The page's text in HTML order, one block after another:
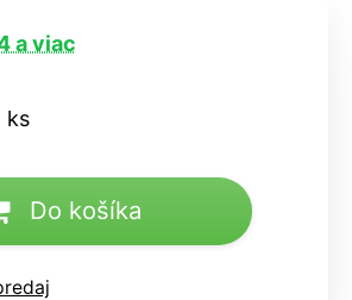
a viac
ks
Do košíka